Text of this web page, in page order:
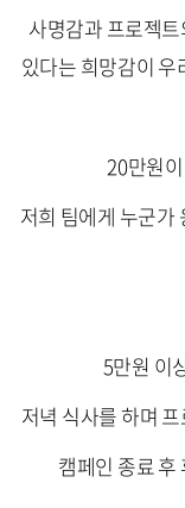
사명감과 프로젝
있다는 희망감이
20만원
저희 팀에게 누군가
5만원 이
저녁 식사를 하며
캠페인 종료 후